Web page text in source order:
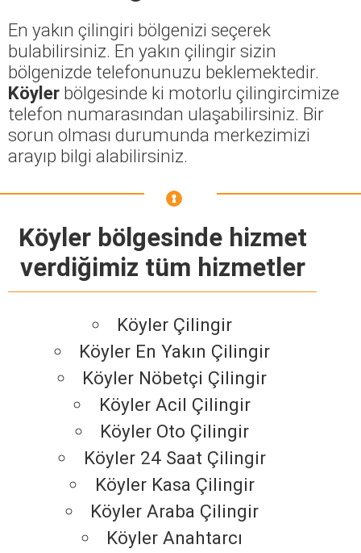
En yakın çilingiri bölgenizi seçerek
bulabilirsiniz. En yakın çilingir sizin
bölgenizde telefonunuzu beklemektedir.
Köyler bölgesinde ki motorlu çilingircimize
telefon numarasından ulaşabilirsiniz. Bir
sorun olması durumunda merkezimizi
arayıp bilgi alabilirsiniz.
Köyler bölgesinde hizmet
verdiğimiz tüm hizmetler
Köyler Çilingir
Köyler En Yakın Çilingir
Köyler Nöbetçi Çilingir
Köyler Acil Çilingir
Köyler Oto Çilingir
Köyler 24 Saat Çilingir
Köyler Kasa Çilingir
Köyler Araba Çilingir
Köyler Anahtarcı